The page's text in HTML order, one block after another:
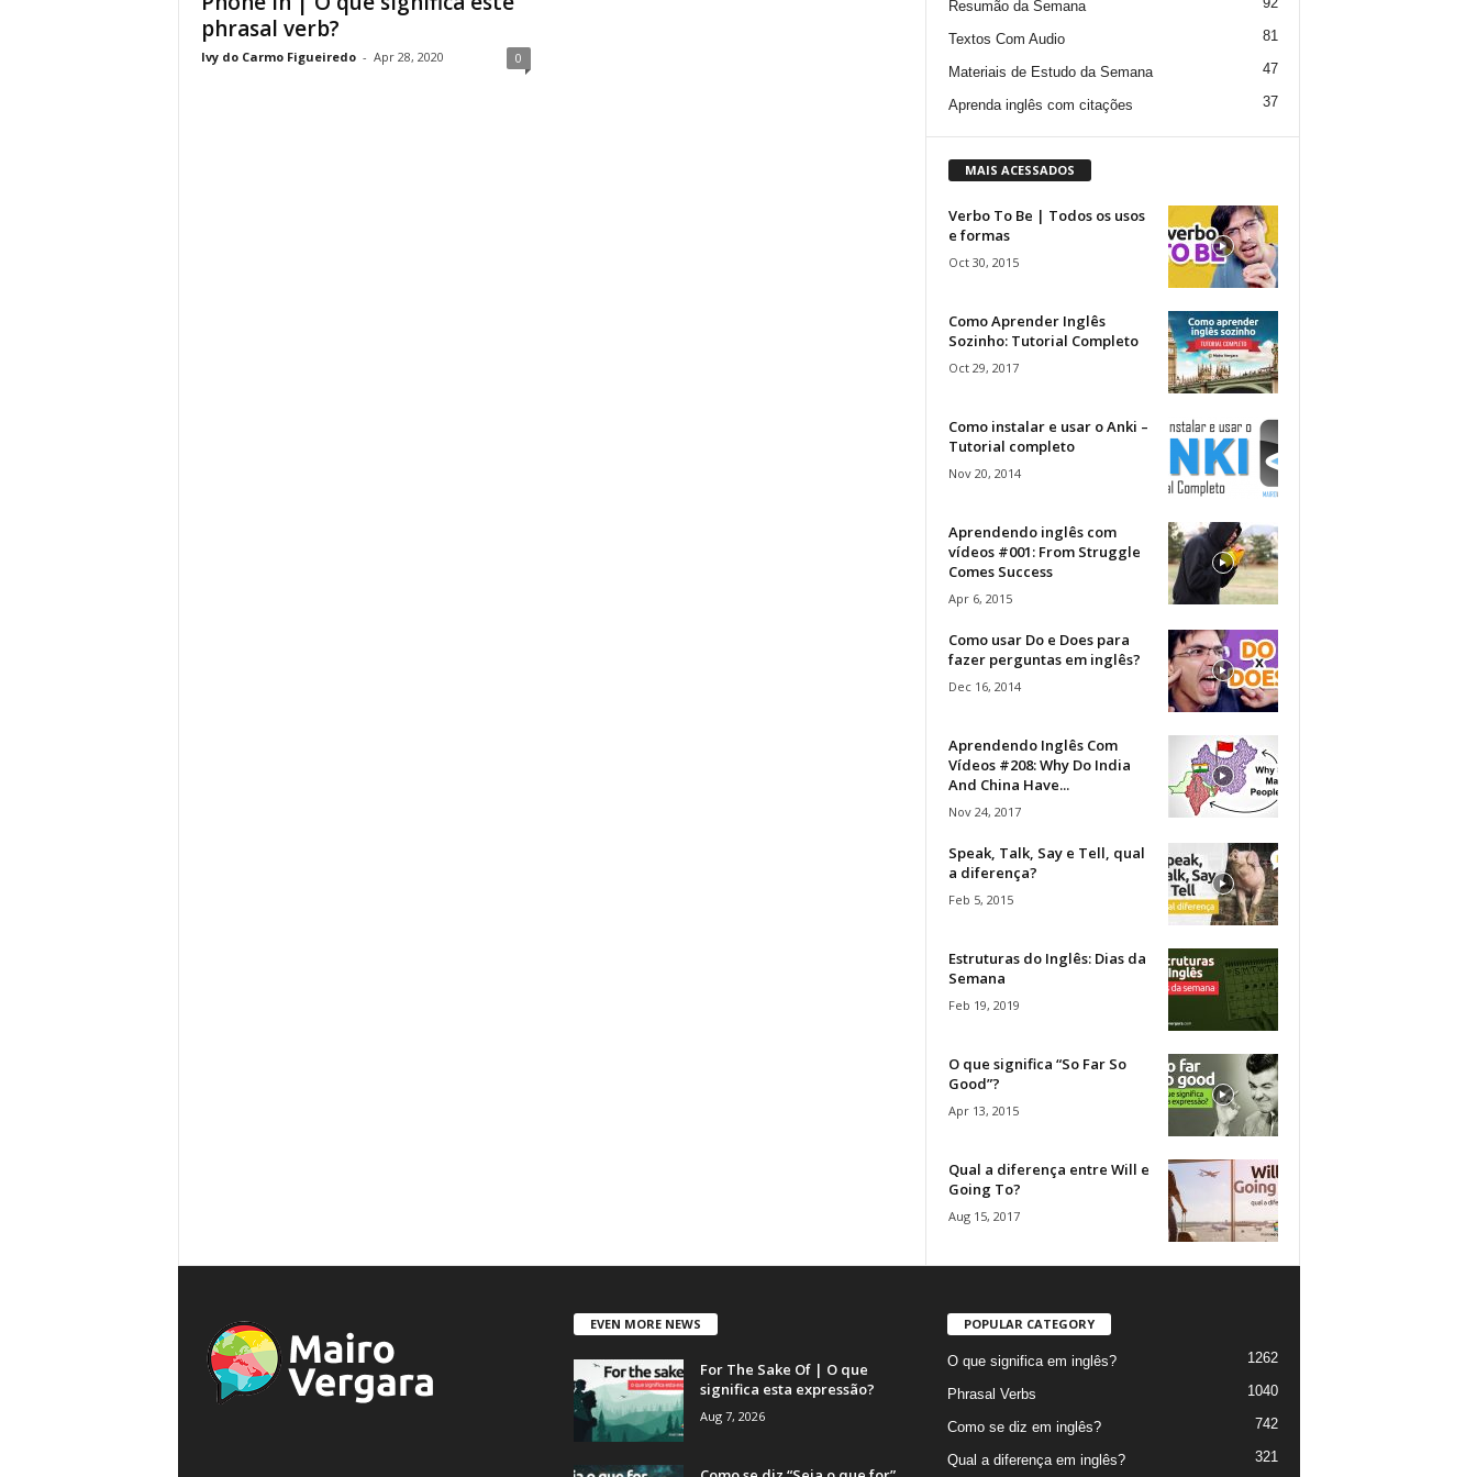
phrasal verb?
Ivy do Carmo Figueiredo - Apr 28, 2020 0
Resumão da Semana
Textos Com Audio 81
Materiais de Estudo da Semana 47
Aprenda inglês com citações 37
MAIS ACESSADOS
Verbo To Be | Todos os usos
e formas
Oct 30, 2015
Como Aprender Inglês
Sozinho: Tutorial Completo
Oct 29, 2017
Como instalar e usar o Anki –
Tutorial completo
Nov 20, 2014
Aprendendo inglês com
vídeos #001: From Struggle
Comes Success
Apr 6, 2015
Como usar Do e Does para
fazer perguntas em inglês?
Dec 16, 2014
Aprendendo Inglês Com
Vídeos #208: Why Do India
And China Have...
Nov 24, 2017
Speak, Talk, Say e Tell, qual
a diferença?
Feb 5, 2015
Estruturas do Inglês: Dias da
Semana
Feb 19, 2019
O que significa “So Far So
Good”?
Apr 13, 2015
Qual a diferença entre Will e
Going To?
Aug 15, 2017
EVEN MORE NEWS
For The Sake Of | O que
significa esta expressão?
Aug 7, 2026
POPULAR CATEGORY
O que significa em inglês? 1262
Phrasal Verbs 1040
Como se diz em inglês? 742
Qual a diferença em inglês? 321